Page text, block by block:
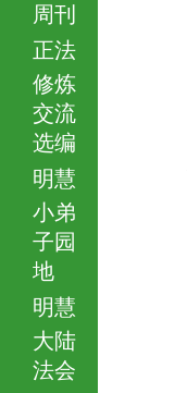
周刊
正法
修炼
交流
选编
明慧
小弟
子园
地
明慧
大陆
法会